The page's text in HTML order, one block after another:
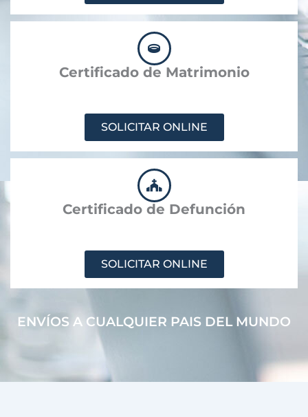
Certificado de Matrimonio
SOLICITAR ONLINE
Certificado de Defunción
SOLICITAR ONLINE
ENVÍOS A CUALQUIER PAIS DEL MUNDO